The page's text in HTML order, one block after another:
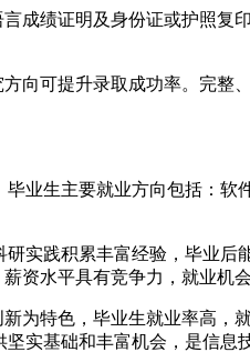
绩证明及身份证或护照复
可提升录取成功率。完整
业生主要就业方向包括：软
实践积累丰富经验，毕业后
资水平具有竞争力，就业机会
特色，毕业生就业率高，
实基础和丰富机会，是信息